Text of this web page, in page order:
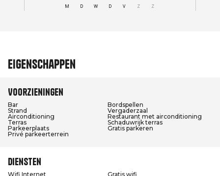
Eigenschappen
Voorzieningen
Bar
Bordspellen
Strand
Vergaderzaal
Airconditioning
Restaurant met airconditioning
Terras
Schaduwrijk terras
Parkeerplaats
Gratis parkeren
Privé parkeerterrein
Diensten
Wifi Internet Gratis wifi